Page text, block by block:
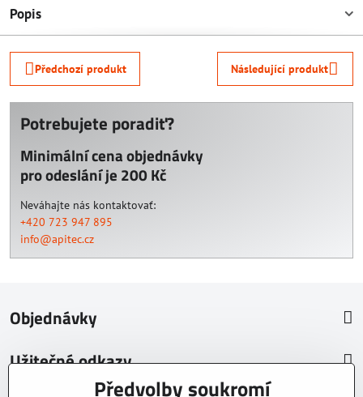
Popis
Předchozí produkt Následující produkt
Potrebujete poradiť?
Minimální cena objednávky
pro odeslání je 200 Kč
Neváhajte nás kontaktovať:
+420 723 947 895
info@apitec.cz
Objednávky
Užitečné odkazy
Předvolby soukromí